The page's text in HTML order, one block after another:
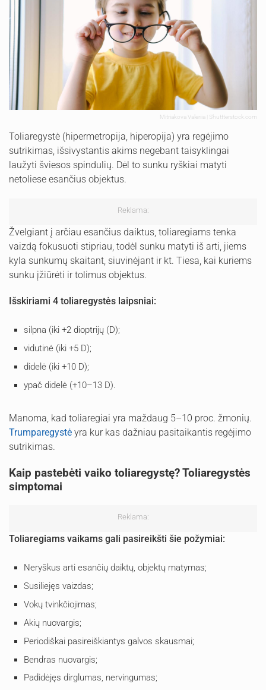
Mitriakova Valeriia | Shuttterstock.com
Toliaregystė (hipermetropija, hiperopija) yra regėjimo
sutrikimas, išsivystantis akims negebant taisyklingai
laužyti šviesos spindulių. Dėl to sunku ryškiai matyti
netoliese esančius objektus.
Reklama:
Žvelgiant į arčiau esančius daiktus, toliaregiams tenka
vaizdą fokusuoti stipriau, todėl sunku matyti iš arti, jiems
kyla sunkumų skaitant, siuvinėjant ir kt. Tiesa, kai kuriems
sunku įžiūrėti ir tolimus objektus.
Išskiriami 4 toliaregystės laipsniai:
silpna (iki +2 dioptrijų (D);
vidutinė (iki +5 D);
didelė (iki +10 D);
ypač didelė (+10–13 D).
Manoma, kad toliaregiai yra maždaug 5–10 proc. žmonių.
Trumparegystė yra kur kas dažniau pasitaikantis regėjimo
sutrikimas.
Kaip pastebėti vaiko toliaregystę? Toliaregystės
simptomai
Reklama:
Toliaregiams vaikams gali pasireikšti šie požymiai:
Neryškus arti esančių daiktų, objektų matymas;
Susiliejęs vaizdas;
Vokų tvinkčiojimas;
Akių nuovargis;
Periodiškai pasireiškiantys galvos skausmai;
Bendras nuovargis;
Padidėjęs dirglumas, nervingumas;